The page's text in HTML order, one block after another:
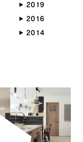
2019
2016
2014